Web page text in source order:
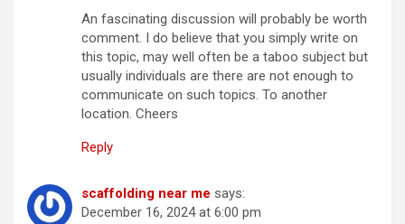
An fascinating discussion will probably be worth
comment. I do believe that you simply write on
this topic, may well often be a taboo subject but
usually individuals are there are not enough to
communicate on such topics. To another
location. Cheers
Reply
scaffolding near me says:
December 16, 2024 at 6:00 pm